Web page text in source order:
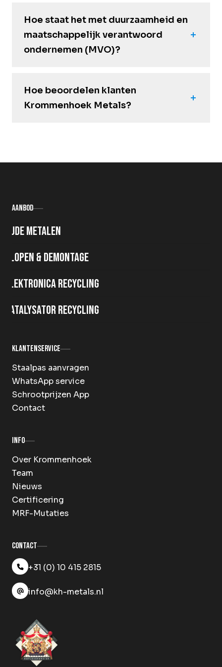
Hoe staat het met duurzaamheid en
maatschappelijk verantwoord
ondernemen (MVO)?
Hoe beoordelen klanten
Krommenhoek Metals?
Aanbod
Oude metalen
Slopen & demontage
Elektronica recycling
Katalysator recycling
Klantenservice
Staalpas aanvragen
WhatsApp service
Schrootprijzen App
Contact
Info
Over Krommenhoek
Team
Nieuws
Certificering
MRF-Mutaties
Contact
+31 (0) 10 415 2815
info@kh-metals.nl